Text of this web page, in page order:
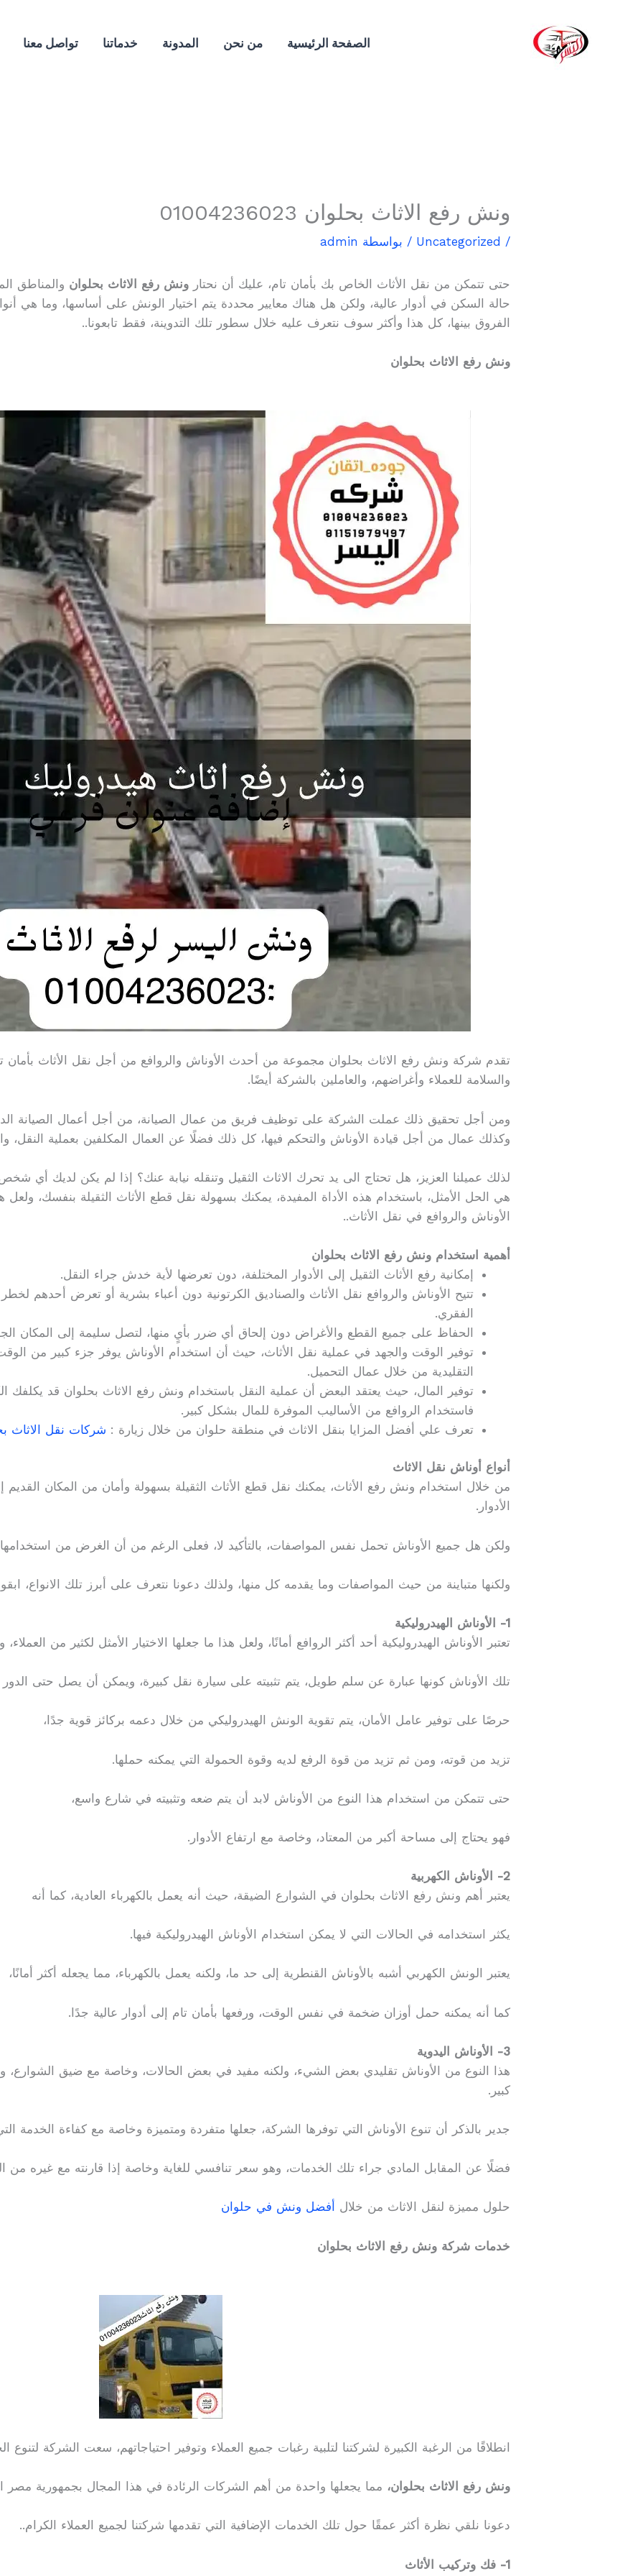
الصفحة الرئيسية من نحن المدونة خدماتنا تواصل معنا
ونش رفع الاثاث بحلوان 01004236023
/
Uncategorized / بواسطة admin
حتى تتمكن من نقل الأثاث الخاص بك بأمان تام، عليك أن نحتار ونش رفع الاثاث بحلوان والمناطق
حالة السكن في أدوار عالية، ولكن هل هناك معايير محددة يتم اختيار الونش على أساسها، وما هي أنواع
الفروق بينها، كل هذا وأكثر سوف نتعرف عليه خلال سطور تلك التدوينة، فقط تابعونا..
ونش رفع الاثاث بحلوان
تقدم شركة ونش رفع الاثاث بحلوان مجموعة من أحدث الأوناش والروافع من أجل نقل الأثاث بأمان
والسلامة للعملاء وأغراضهم، والعاملين بالشركة أيضًا.
ومن أجل تحقيق ذلك عملت الشركة على توظيف فريق من عمال الصيانة، من أجل أعمال الصيانة
وكذلك عمال من أجل قيادة الأوناش والتحكم فيها، كل ذلك فضلًا عن العمال المكلفين بعملية النقل،
لذلك عميلنا العزيز، هل تحتاج الى يد تحرك الاثاث الثقيل وتنقله نيابة عنك؟ إذا لم يكن لديك أي
هي الحل الأمثل، باستخدام هذه الأداة المفيدة، يمكنك بسهولة نقل قطع الأثاث الثقيلة بنفسك، ولعل
الأوناش والروافع في نقل الأثاث..
أهمية استخدام ونش رفع الاثاث بحلوان
إمكانية رفع الأثاث الثقيل إلى الأدوار المختلفة، دون تعرضها لأية خدش جراء النقل.
تتيح الأوناش والروافع نقل الأثاث والصناديق الكرتونية دون أعباء بشرية أو تعرض أحدهم
الفقري.
الحفاظ على جميع القطع والأغراض دون إلحاق أي ضرر بأيٍ منها، لتصل سليمة إلى المكان
توفير الوقت والجهد في عملية نقل الأثاث، حيث أن استخدام الأوناش يوفر جزء كبير من
التقليدية من خلال عمال التحميل.
توفير المال، حيث يعتقد البعض أن عملية النقل باستخدام ونش رفع الاثاث بحلوان قد يكلفك
فاستخدام الروافع من الأساليب الموفرة للمال بشكل كبير.
تعرف علي أفضل المزايا بنقل الاثاث في منطقة حلوان من خلال زيارة : شركات نقل الاثاث
أنواع أوناش نقل الاثاث
من خلال استخدام ونش رفع الأثاث، يمكنك نقل قطع الأثاث الثقيلة بسهولة وأمان من المكان القديم
الأدوار.
ولكن هل جميع الأوناش تحمل نفس المواصفات، بالتأكيد لا، فعلى الرغم من أن الغرض من استخدامها
ولكنها متباينة من حيث المواصفات وما يقدمه كل منها، ولذلك دعونا نتعرف على أبرز تلك الانواع،
1- الأوناش الهيدروليكية
تعتبر الأوناش الهيدروليكية أحد أكثر الروافع أمانًا، ولعل هذا ما جعلها الاختيار الأمثل لكثير من العملاء،
تلك الأوناش كونها عبارة عن سلم طويل، يتم تثبيته على سيارة نقل كبيرة، ويمكن أن يصل حتى الدور
حرصًا على توفير عامل الأمان، يتم تقوية الونش الهيدروليكي من خلال دعمه بركائز قوية جدًا،
تزيد من قوته، ومن ثم تزيد من قوة الرفع لديه وقوة الحمولة التي يمكنه حملها.
حتى تتمكن من استخدام هذا النوع من الأوناش لابد أن يتم ضعه وتثبيته في شارع واسع،
فهو يحتاج إلى مساحة أكبر من المعتاد، وخاصة مع ارتفاع الأدوار.
2- الأوناش الكهربية
يعتبر أهم ونش رفع الاثاث بحلوان في الشوارع الضيقة، حيث أنه يعمل بالكهرباء العادية، كما أنه
يكثر استخدامه في الحالات التي لا يمكن استخدام الأوناش الهيدروليكية فيها.
يعتبر الونش الكهربي أشبه بالأوناش القنطرية إلى حد ما، ولكنه يعمل بالكهرباء، مما يجعله أكثر أمانًا،
كما أنه يمكنه حمل أوزان ضخمة في نفس الوقت، ورفعها بأمان تام إلى أدوار عالية جدًا.
3- الأوناش اليدوية
هذا النوع من الأوناش تقليدي بعض الشيء، ولكنه مفيد في بعض الحالات، وخاصة مع ضيق الشوارع،
كبير.
جدير بالذكر أن تنوع الأوناش التي توفرها الشركة، جعلها متفردة ومتميزة وخاصة مع كفاءة الخدمة
فضلًا عن المقابل المادي جراء تلك الخدمات، وهو سعر تنافسي للغاية وخاصة إذا قارنته مع غيره من
حلول مميزة لنقل الاثاث من خلال أفضل ونش في حلوان
خدمات شركة ونش رفع الاثاث بحلوان
انطلاقًا من الرغبة الكبيرة لشركتنا لتلبية رغبات جميع العملاء وتوفير احتياجاتهم، سعت الشركة
ونش رفع الاثاث بحلوان، مما يجعلها واحدة من أهم الشركات الرئادة في هذا المجال بجمهورية
دعونا نلقي نظرة أكثر عمقًا حول تلك الخدمات الإضافية التي تقدمها شركتنا لجميع العملاء الكرام..
1- فك وتركيب الأثاث